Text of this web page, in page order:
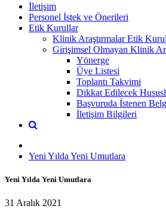
İletişim
Personel İstek ve Önerileri
Etik Kurullar
Klinik Araştırmalar Etik
Girişimsel Olmayan Klinik
Yönerge
Üye Listesi
Toplantı Takvimi
Dikkat Edilecek
Başvuruda İstenen
İletişim Bilgileri
Yeni Yılda Yeni Umutlara
Yeni Yılda Yeni Umutlara
31 Aralık 2021